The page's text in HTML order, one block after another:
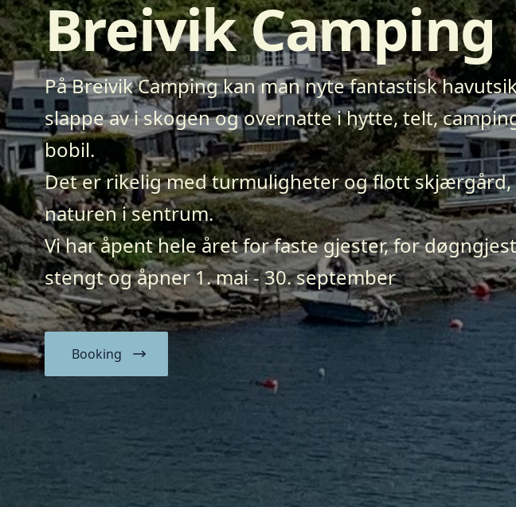
Breivik Camping
På Breivik Camping kan man nyte fantastisk
slappe av i skogen og overnatte i hytte, telt,
bobil.
Det er rikelig med turmuligheter og flott skjærgård,
naturen i sentrum.
Vi har åpent hele året for faste gjester, for
stengt og åpner 1. mai - 30. september
Booking